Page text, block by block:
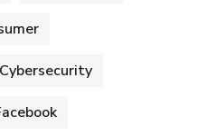
Cybersecurity